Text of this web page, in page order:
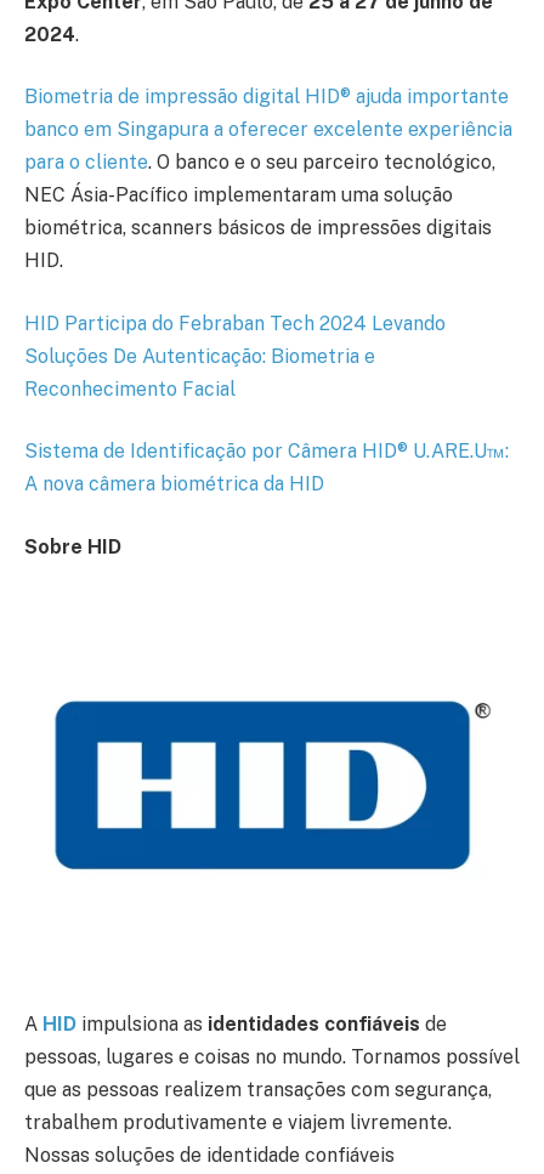
2024.
Biometria de impressão digital HID® ajuda importante
banco em Singapura a oferecer excelente experiência
para o cliente. O banco e o seu parceiro tecnológico,
NEC Ásia-Pacífico implementaram uma solução
biométrica, scanners básicos de impressões digitais
HID.
HID Participa do Febraban Tech 2024 Levando
Soluções De Autenticação: Biometria e
Reconhecimento Facial
Sistema de Identificação por Câmera HID® U.ARE.U™:
A nova câmera biométrica da HI D
Sobre HID
A HID impulsiona as identidades confiáveis de
pessoas, lugares e coisas no mundo. Tornamos possível
que as pessoas realizem transações com segurança,
trabalhem produtivamente e viajem livremente.
Nossas soluções de identidade confiáveis